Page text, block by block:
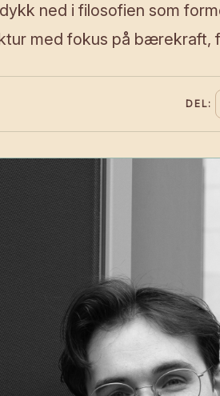
ned i filosofien som
med fokus på bærekraft,
DEL: